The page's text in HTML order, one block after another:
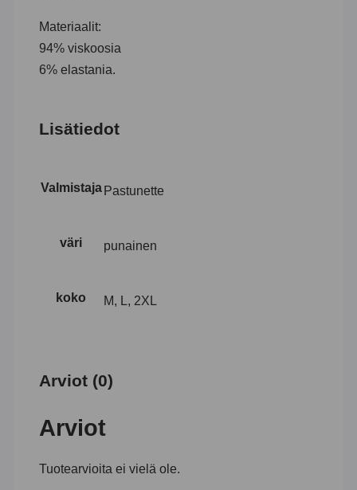
Materiaalit:
94% viskoosia
6% elastania.
Lisätiedot
Valmistaja Pastunette
väri punainen
koko M, L, 2XL
Arviot (0)
Arviot
Tuotearvioita ei vielä ole.